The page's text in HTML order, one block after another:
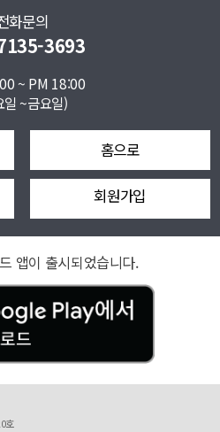
화문의
3693
~ PM 18:00
일 ~금요일)
홈으로
회원가입
앱이 출시되었습니다.
호